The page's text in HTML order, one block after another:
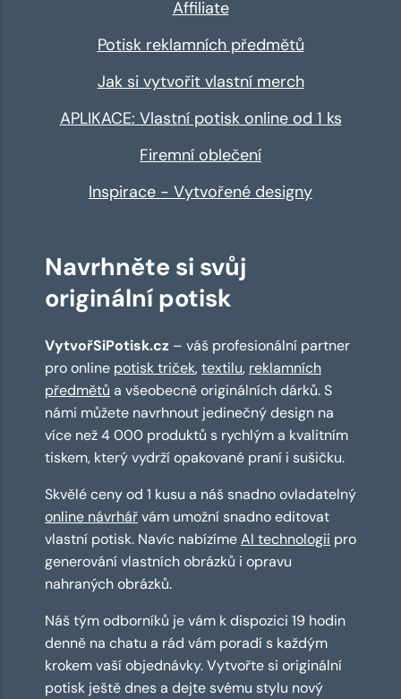
Affiliate
Potisk reklamních předmětů
Jak si vytvořit vlastní merch
APLIKACE: Vlastní potisk online od 1 ks
Firemní oblečení
Inspirace - Vytvořené designy
Navrhněte si svůj
originální potisk
VytvořSiPotisk.cz – váš profesionální partner
pro online potisk triček,textilu, reklamních
předmětů a všeobecně originálních dárků. S
námi můžete navrhnout jedinečný design na
více než 4 000 produktů s rychlým a kvalitním
tiskem, který vydrží opakované praní i sušičku.
Skvělé ceny od 1 kusu a náš snadno ovladatelný
online návrhářvám umožní snadno editovat
vlastní potisk. Navíc nabízímeAI technologii pro
generování vlastních obrázků i opravu
nahraných obrázků.
Náš tým odborníků je vám k dispozici 19 hodin
denně na chatu a rád vám poradí s každým
krokem vaší objednávky. Vytvořte si originální
potisk ještě dnes a dejte svému stylu nový